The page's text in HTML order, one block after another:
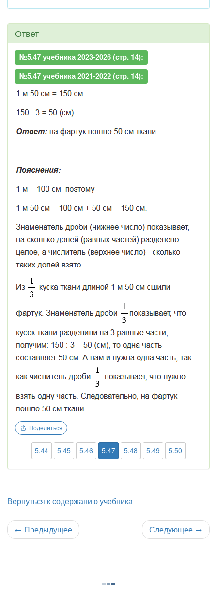
Ответ
№5.47 учебника 2023-2026 (стр. 14):
№5.47 учебника 2021-2022 (стр. 14):
Поделиться
5.44 5.45 5.46 5.47 5.48 5.49 5.50
Вернуться к содержанию учебника
← Предыдущее Следующее →